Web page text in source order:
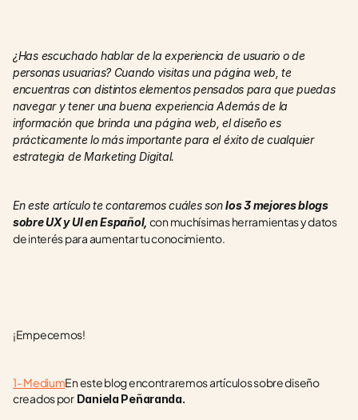
¿Has escuchado hablar de la experiencia de usuario o de
personas usuarias? Cuando visitas una página web, te
encuentras con distintos elementos pensados para que puedas
navegar y tener una buena experiencia Además de la
información que brinda una página web, el diseño es
prácticamente lo más importante para el éxito de cualquier
estrategia de Marketing Digital.
En este artículo te contaremos cuáles son los 3 mejores blogs
sobre UX y UI en Español, con muchísimas herramientas y datos
de interés para aumentar tu conocimiento.
¡Empecemos!
1- MediumEn este blog encontraremos artículos sobre diseño
creados por Daniela Peñaranda.